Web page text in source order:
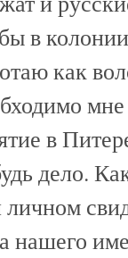
в
как
в
дело.
личном
нашего